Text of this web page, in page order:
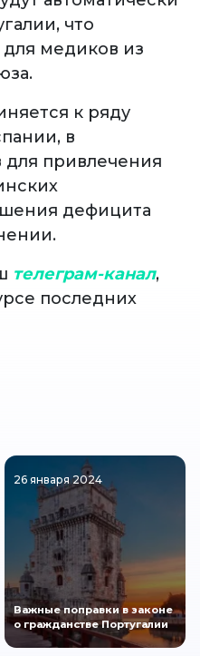
что
медиков из
к ряду
в
привлечения
дефицита
телеграм-канал,
последних
26 января 2024
Важные поправки в законе
о гражданстве Португалии